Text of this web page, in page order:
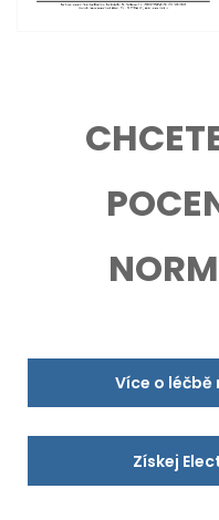
Více o
Získej